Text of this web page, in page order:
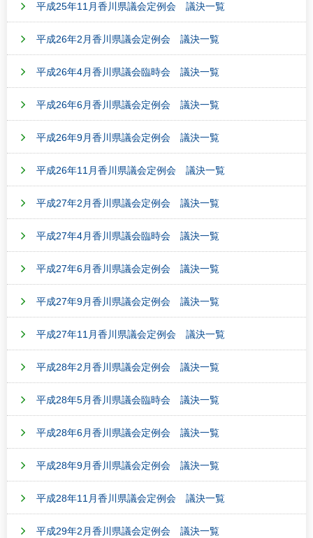
平成25年11月香川県議会定例会 議決一覧
平成26年2月香川県議会定例会 議決一覧
平成26年4月香川県議会臨時会 議決一覧
平成26年6月香川県議会定例会 議決一覧
平成26年9月香川県議会定例会 議決一覧
平成26年11月香川県議会定例会 議決一覧
平成27年2月香川県議会定例会 議決一覧
平成27年4月香川県議会臨時会 議決一覧
平成27年6月香川県議会定例会 議決一覧
平成27年9月香川県議会定例会 議決一覧
平成27年11月香川県議会定例会 議決一覧
平成28年2月香川県議会定例会 議決一覧
平成28年5月香川県議会臨時会 議決一覧
平成28年6月香川県議会定例会 議決一覧
平成28年9月香川県議会定例会 議決一覧
平成28年11月香川県議会定例会 議決一覧
平成29年2月香川県議会定例会 議決一覧